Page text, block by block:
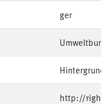
ger
http://